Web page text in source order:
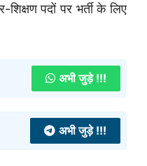
पदों पर भर्ती के लिए
अभी जुड़े !!!
अभी जुड़े !!!